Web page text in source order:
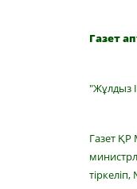
Газет
"Жұлдыз
Газет ҚР
тіркеліп,